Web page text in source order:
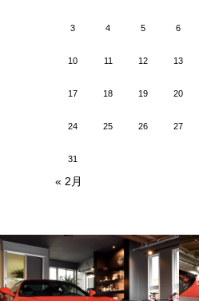
3 4 5 6
10 11 12 13
17 18 19 20
24 25 26 27
31
« 2月